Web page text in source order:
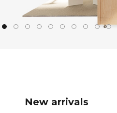
New arrivals